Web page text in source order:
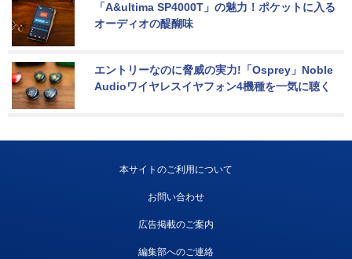
「A&ultima SP4000T」の魅力！ポケットに入る
オーディオの醍醐味
エントリーなのに脅威の実力!「Osprey」Noble
Audioワイヤレスイヤフォン4機種を一気に聴く
本サイトのご利用について
お問い合わせ
広告掲載のご案内
編集部へのご連絡